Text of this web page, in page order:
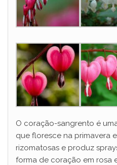
O coração-sangrento é
que floresce na primavera
rizomatosas e produz
forma de coração em rosa